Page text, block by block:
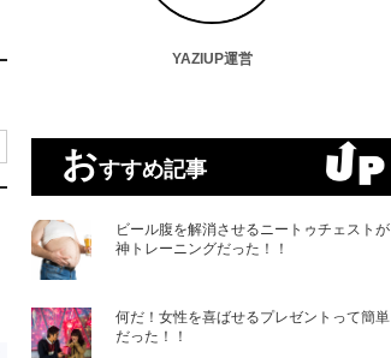
YAZIUP運営
おすすめ記事
ビール腹を解消させるニートゥチェストが
神トレーニングだった！！
何だ！女性を喜ばせるプレゼントって簡単
だった！！